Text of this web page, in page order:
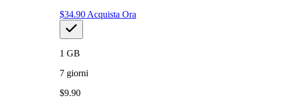
$34.90 Acquista Ora
1 GB
7 giorni
$9.90